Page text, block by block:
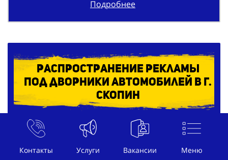
Контакты Услуги Вакансии Меню
Подробнее
Распространение рекламы
под дворники автомобилей в г.
Скопин